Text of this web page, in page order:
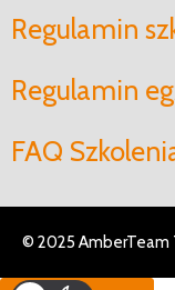
Regulamin
Regulamin
FAQ
© 2025 AmberTeam